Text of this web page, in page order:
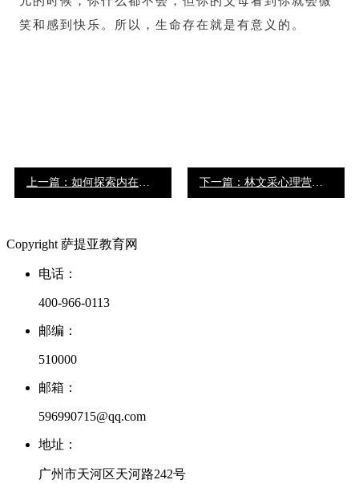
笑和感到快乐。所以，生命存在就是有意义的。
上一篇：如何探索内在冰山，避免关系的坑 | 智慧行林文采萨提亚专业课播报 下一篇：林文采心理营养亲子关系工作坊广州站播报
Copyright 萨提亚教育网
电话：
400-966-0113
邮编：
510000
邮箱：
596990715@qq.com
地址：
广州市天河区天河路242号